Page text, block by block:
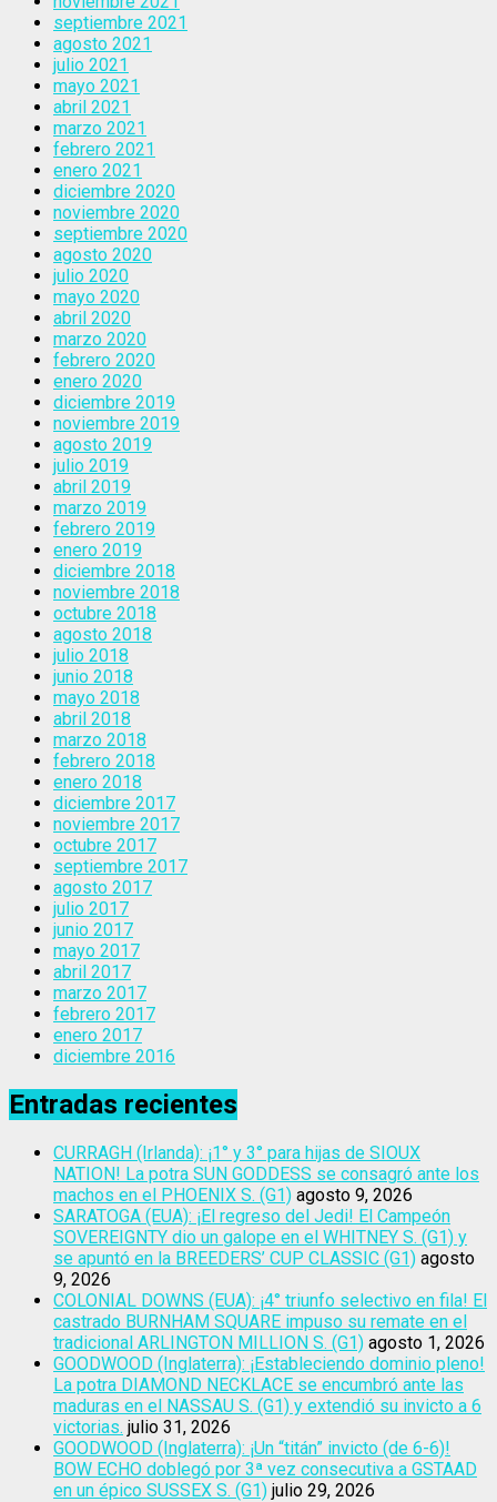
septiembre 2021
agosto 2021
julio 2021
mayo 2021
abril 2021
marzo 2021
febrero 2021
enero 2021
diciembre 2020
noviembre 2020
septiembre 2020
agosto 2020
julio 2020
mayo 2020
abril 2020
marzo 2020
febrero 2020
enero 2020
diciembre 2019
noviembre 2019
agosto 2019
julio 2019
abril 2019
marzo 2019
febrero 2019
enero 2019
diciembre 2018
noviembre 2018
octubre 2018
agosto 2018
julio 2018
junio 2018
mayo 2018
abril 2018
marzo 2018
febrero 2018
enero 2018
diciembre 2017
noviembre 2017
octubre 2017
septiembre 2017
agosto 2017
julio 2017
junio 2017
mayo 2017
abril 2017
marzo 2017
febrero 2017
enero 2017
diciembre 2016
Entradas recientes
CURRAGH (Irlanda): ¡1° y 3° para hijas de SIOUX
NATION! La potra SUN GODDESS se consagró ante los
machos en el PHOENIX S. (G1) agosto 9, 2026
SARATOGA (EUA): ¡El regreso del Jedi! El Campeón
SOVEREIGNTY dio un galope en el WHITNEY S. (G1) y
se apuntó en la BREEDERS’ CUP CLASSIC (G1) agosto
9, 2026
COLONIAL DOWNS (EUA): ¡4° triunfo selectivo en fila! El
castrado BURNHAM SQUARE impuso su remate en el
tradicional ARLINGTON MILLION S. (G1) agosto 1, 2026
GOODWOOD (Inglaterra): ¡Estableciendo dominio pleno!
La potra DIAMOND NECKLACE se encumbró ante las
maduras en el NASSAU S. (G1) y extendió su invicto a 6
victorias. julio 31, 2026
GOODWOOD (Inglaterra): ¡Un “titán” invicto (de 6-6)!
BOW ECHO doblegó por 3ª vez consecutiva a GSTAAD
en un épico SUSSEX S. (G1) julio 29, 2026